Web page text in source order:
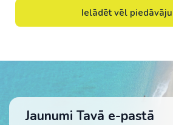
Ielādēt vēl
Jaunumi Tavā e-pastā